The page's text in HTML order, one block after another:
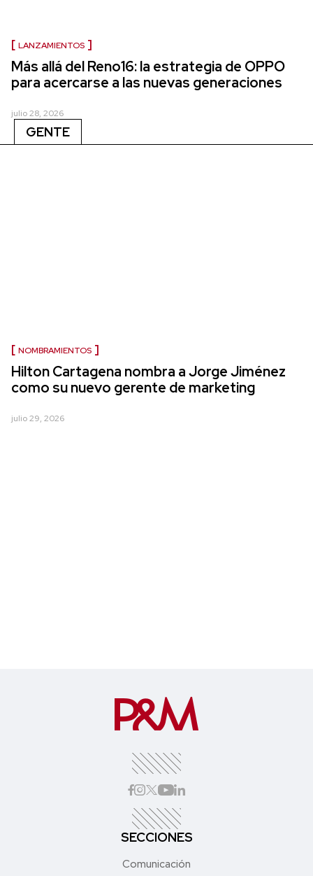
LANZAMIENTOS
Más allá del Reno16: la estrategia de OPPO
para acercarse a las nuevas generaciones
julio 28, 2026
GENTE
NOMBRAMIENTOS
Hilton Cartagena nombra a Jorge Jiménez
como su nuevo gerente de marketing
julio 29, 2026
SECCIONES
Comunicación